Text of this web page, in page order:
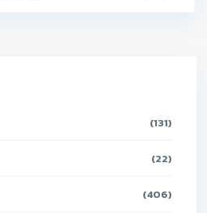
(131)
(22)
(406)